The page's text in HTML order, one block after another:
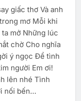
giấc thơ Và anh
mơ Mỗi khi
mở Những lúc
chờ Cho nghĩa
ý ngọc Để tình
người Em ơi!
lên nhé Tình
nối bến…